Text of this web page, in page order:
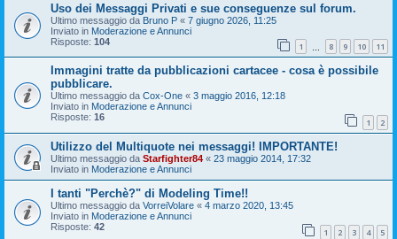
Uso dei Messaggi Privati e sue conseguenze sul forum.
Ultimo messaggio da Bruno P « 7 giugno 2026, 11:25
Inviato in Moderazione e Annunci
Risposte: 104 1 8 9 10 11
Immagini tratte da pubblicazioni cartacee - cosa è possibile
pubblicare.
Ultimo messaggio da Cox-One « 3 maggio 2016, 12:18
Inviato in Moderazione e Annunci
Risposte: 16 1 2
Utilizzo del Multiquote nei messaggi! IMPORTANTE!
Ultimo messaggio da Starfighter84 « 23 maggio 2014, 17:32
Inviato in Moderazione e Annunci
I tanti "Perchè?" di Modeling Time!!
Ultimo messaggio da VorreiVolare « 4 marzo 2020, 13:45
Inviato in Moderazione e Annunci
Risposte: 42 1 2 3 4 5